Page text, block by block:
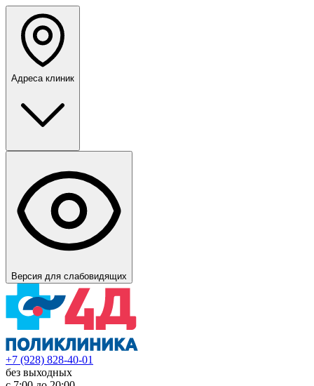
Адреса клиник
Версия для слабовидящих
+7 (928) 828-40-01
без выходных